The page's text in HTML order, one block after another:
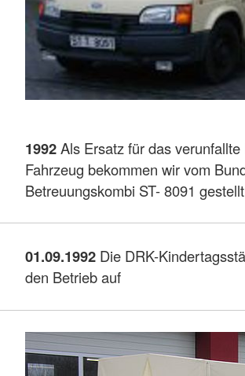
1992Als Ersatz für das verunfallte
Fahrzeug bekommen wir vom
Betreuungskombi ST- 8091 gestellt
01.09.1992 Die DRK-
den Betrieb auf